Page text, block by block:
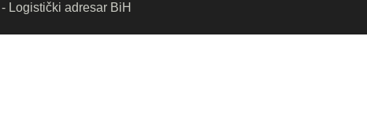
- Logistički adresar BiH